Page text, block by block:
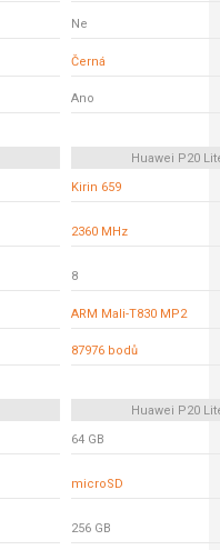
Ne
Černá
Ano
Huawei P20
Kirin 659
2360 MHz
8
ARM Mali-T830 MP2
87976 bodů
Huawei P20
64 GB
microSD
256 GB